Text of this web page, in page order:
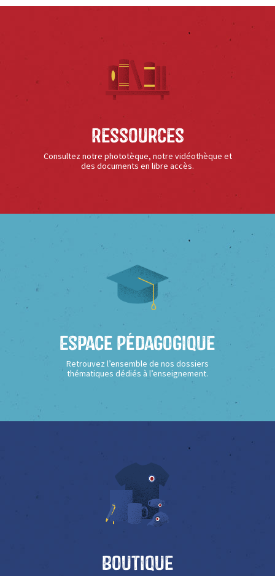
Ressources
Consultez notre phototèque, notre vidéothèque et
des documents en libre accès.
Espace Pédagogique
Retrouvez l’ensemble de nos dossiers
thématiques dédiés à l’enseignement.
Boutique